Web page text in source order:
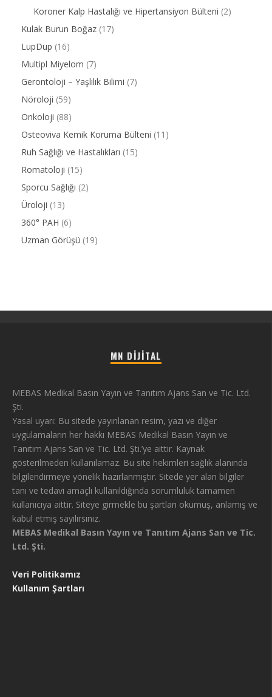
Koroner Kalp Hastalığı ve Hipertansiyon Bülteni (2)
Kulak Burun Boğaz (17)
LupDup (16)
Multipl Miyelom (7)
Gerontoloji – Yaşlılık Bilimi (7)
Nöroloji (59)
Onkoloji (88)
Osteoviva Kemik Koruma Bülteni (11)
Ruh Sağlığı ve Hastalıkları (15)
Romatoloji (15)
Sporcu Sağlığı (2)
Üroloji (13)
360° PAH (6)
Uzman Görüşü (19)
MN DIJITAL
MEBAS Medikal Basın Yayın ve Tanıtım Ajans San ve Tic. Ltd.
Şti.
Yasal uyarı: Bu sitede yayınlanan resim, yazı ve diğer
uygulamaların her hakkı MEBAS Medikal Basın Yayın ve
Tanıtım Ajans San ve Tic. Ltd. Şti.’ye aittir. Kaynak
gösterilmeden kullanılamaz. Bu site hekimleri sağlık alanında
bilgilendirmeye yönelik hazırlanmıştır. Sitede yer alan bilgiler
tanı ve tedavi amaçlı kullanıldığında sorumluluk tamamen
kullanıcıya aittir. Siteye girmekle bu şartları okumuş, anlamış ve
kabul etmiş sayılırsınız.
MEBAS Medikal Basın Yayın ve Tanıtım Ajans San ve Tic.
Ltd. Şti.
Veri Politikamız
Kullanım Şartları